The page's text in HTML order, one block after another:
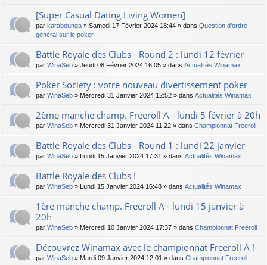
[Super Сasual Dating Living Women]
par karabounga » Samedi 17 Février 2024 18:44 » dans Question d'ordre
général sur le poker
Battle Royale des Clubs - Round 2 : lundi 12 février
par WinaSeb » Jeudi 08 Février 2024 16:05 » dans Actualités Winamax
Poker Society : votre nouveau divertissement poker
par WinaSeb » Mercredi 31 Janvier 2024 12:52 » dans Actualités Winamax
2ème manche champ. Freeroll A - lundi 5 février à 20h
par WinaSeb » Mercredi 31 Janvier 2024 11:22 » dans Championnat Freeroll
Battle Royale des Clubs - Round 1 : lundi 22 janvier
par WinaSeb » Lundi 15 Janvier 2024 17:31 » dans Actualités Winamax
Battle Royale des Clubs !
par WinaSeb » Lundi 15 Janvier 2024 16:48 » dans Actualités Winamax
1ère manche champ. Freeroll A - lundi 15 janvier à
20h
par WinaSeb » Mercredi 10 Janvier 2024 17:37 » dans Championnat Freeroll
Découvrez Winamax avec le championnat Freeroll A !
par WinaSeb » Mardi 09 Janvier 2024 12:01 » dans Championnat Freeroll